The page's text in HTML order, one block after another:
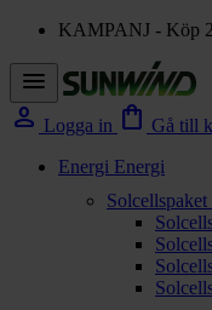
KAMPANJ - Köp
menu
person Logga in shopping_bag Gå till
Energi Energi
Solcellspaket